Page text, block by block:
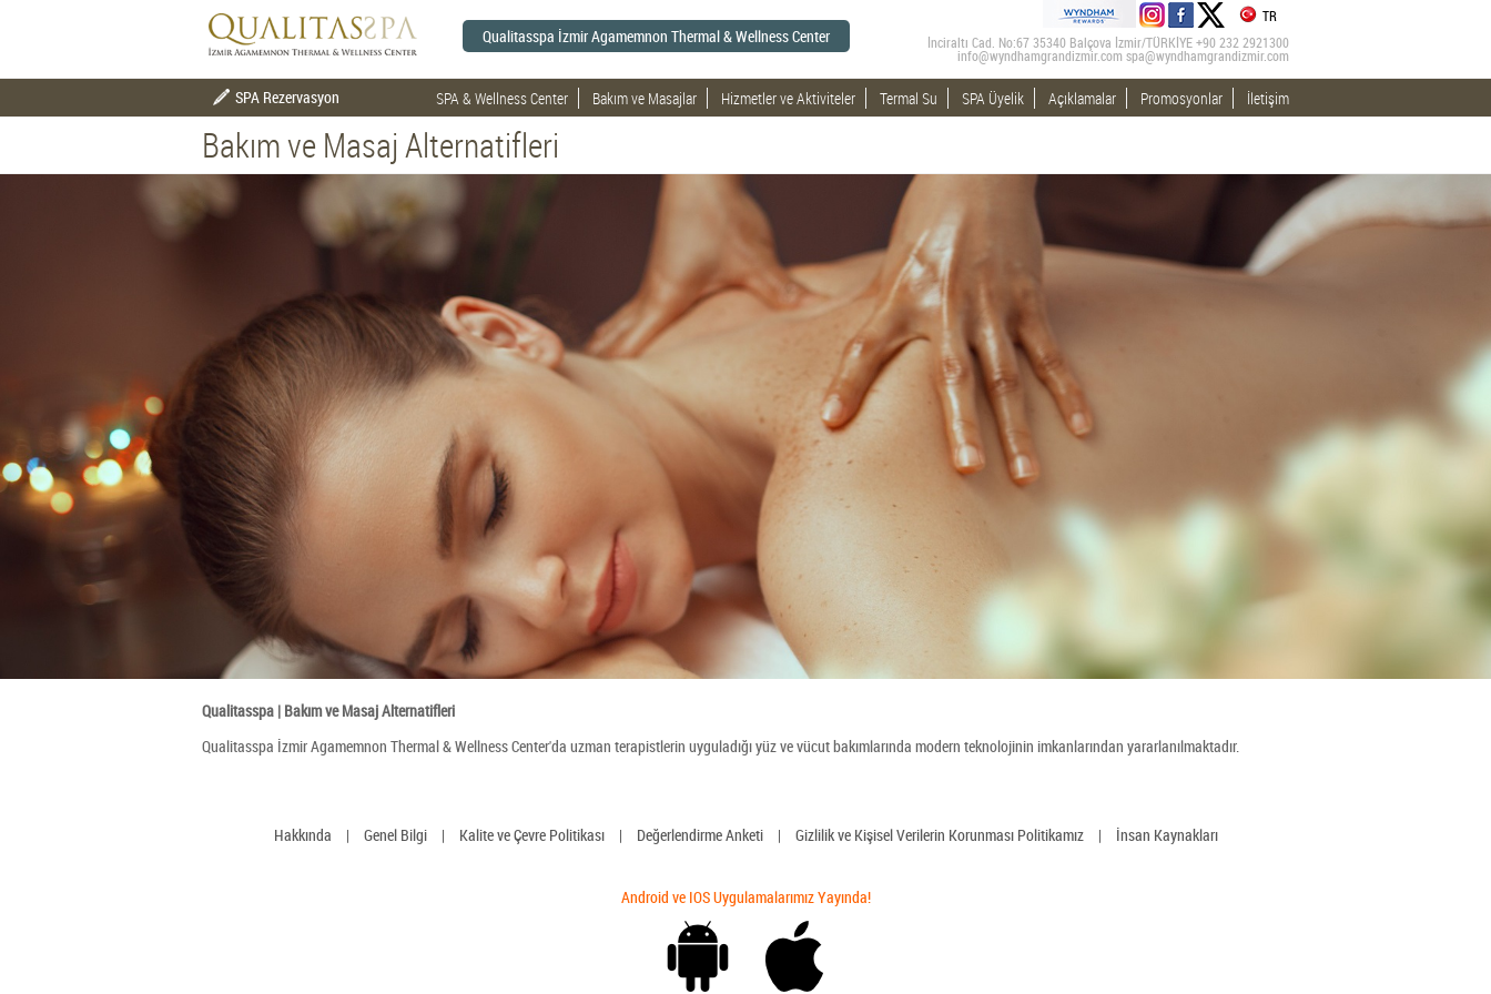
TR
İnciraltı Cad. No:67 35340 Balçova İzmir/TÜRKİYE +90 232 2921300
info@wyndhamgrandizmir.com spa@wyndhamgrandizmir.com
Qualitasspa İzmir Agamemnon Thermal & Wellness Center
SPA Rezervasyon SPA & Wellness Center Bakım ve Masajlar Hizmetler ve Aktiviteler Termal Su SPA Üyelik Açıklamalar Promosyonlar İletişim
Bakım ve Masaj Alternatifleri
Qualitasspa | Bakım ve Masaj Alternatifleri
Qualitasspa İzmir Agamemnon Thermal & Wellness Center'da uzman terapistlerin uyguladığı yüz ve vücut bakımlarında modern teknolojinin imkanlarından yararlanılmaktadır.
Hakkında | Genel Bilgi | Kalite ve Çevre Politikası | Değerlendirme Anketi | Gizlilik ve Kişisel Verilerin Korunması Politikamız | İnsan Kaynakları
Android ve IOS Uygulamalarımız Yayında!